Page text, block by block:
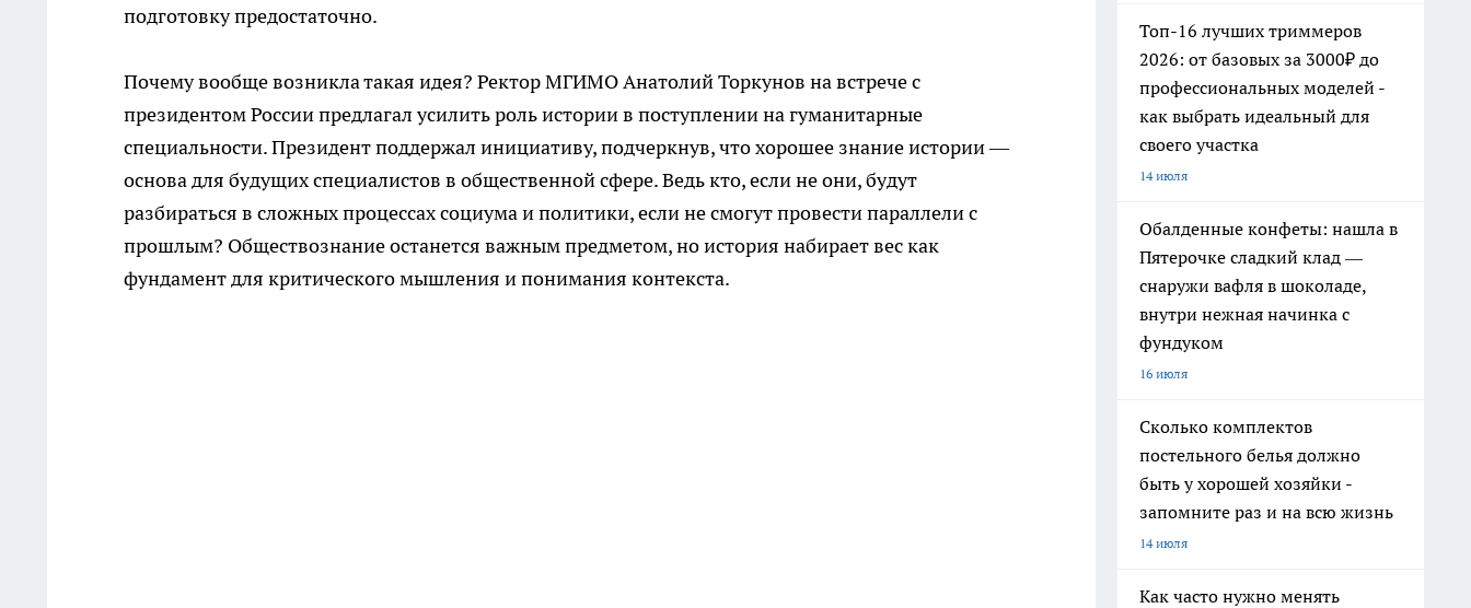
подготовку предостаточно.
Почему вообще возникла такая идея? Ректор МГИМО Анатолий Торкунов на встрече с
президентом России предлагал усилить роль истории в поступлении на гуманитарные
специальности. Президент поддержал инициативу, подчеркнув, что хорошее знание истории —
основа для будущих специалистов в общественной сфере. Ведь кто, если не они, будут
разбираться в сложных процессах социума и политики, если не смогут провести параллели с
прошлым? Обществознание останется важным предметом, но история набирает вес как
фундамент для критического мышления и понимания контекста.
Топ-16 лучших триммеров
2026: от базовых за 3000₽ до
профессиональных моделей -
как выбрать идеальный для
своего участка
14 июля
Обалденные конфеты: нашла в
Пятерочке сладкий клад —
снаружи вафля в шоколаде,
внутри нежная начинка с
фундуком
16 июля
Сколько комплектов
постельного белья должно
быть у хорошей хозяйки -
запомните раз и на всю жизнь
14 июля
Как часто нужно менять